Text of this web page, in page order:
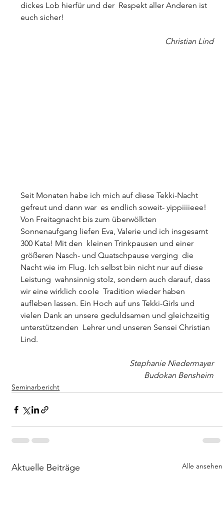
dickes Lob hierfür und der  Respekt aller Anderen ist
euch sicher!
Christian Lind
Seit Monaten habe ich mich auf diese Tekki-Nacht
gefreut und dann war  es endlich soweit- yippiiiieee!
Von Freitagnacht bis zum überwölkten
Sonnenaufgang liefen Eva, Valerie und ich insgesamt
300 Kata! Mit den  kleinen Trinkpausen und einer
größeren Nasch- und Quatschpause verging  die
Nacht wie im Flug. Ich selbst bin nicht nur auf diese
Leistung  wahnsinnig stolz, sondern auch darauf, dass
wir eine wirklich coole  Tradition wieder haben
aufleben lassen. Ein Hoch auf uns Tekki-Girls und
vielen Dank an unsere geduldsamen und gleichzeitig
unterstützenden  Lehrer und unseren Sensei Christian
Lind.
Stephanie Niedermayer
Budokan Bensheim
Seminarbericht
Aktuelle Beiträge Alle ansehen